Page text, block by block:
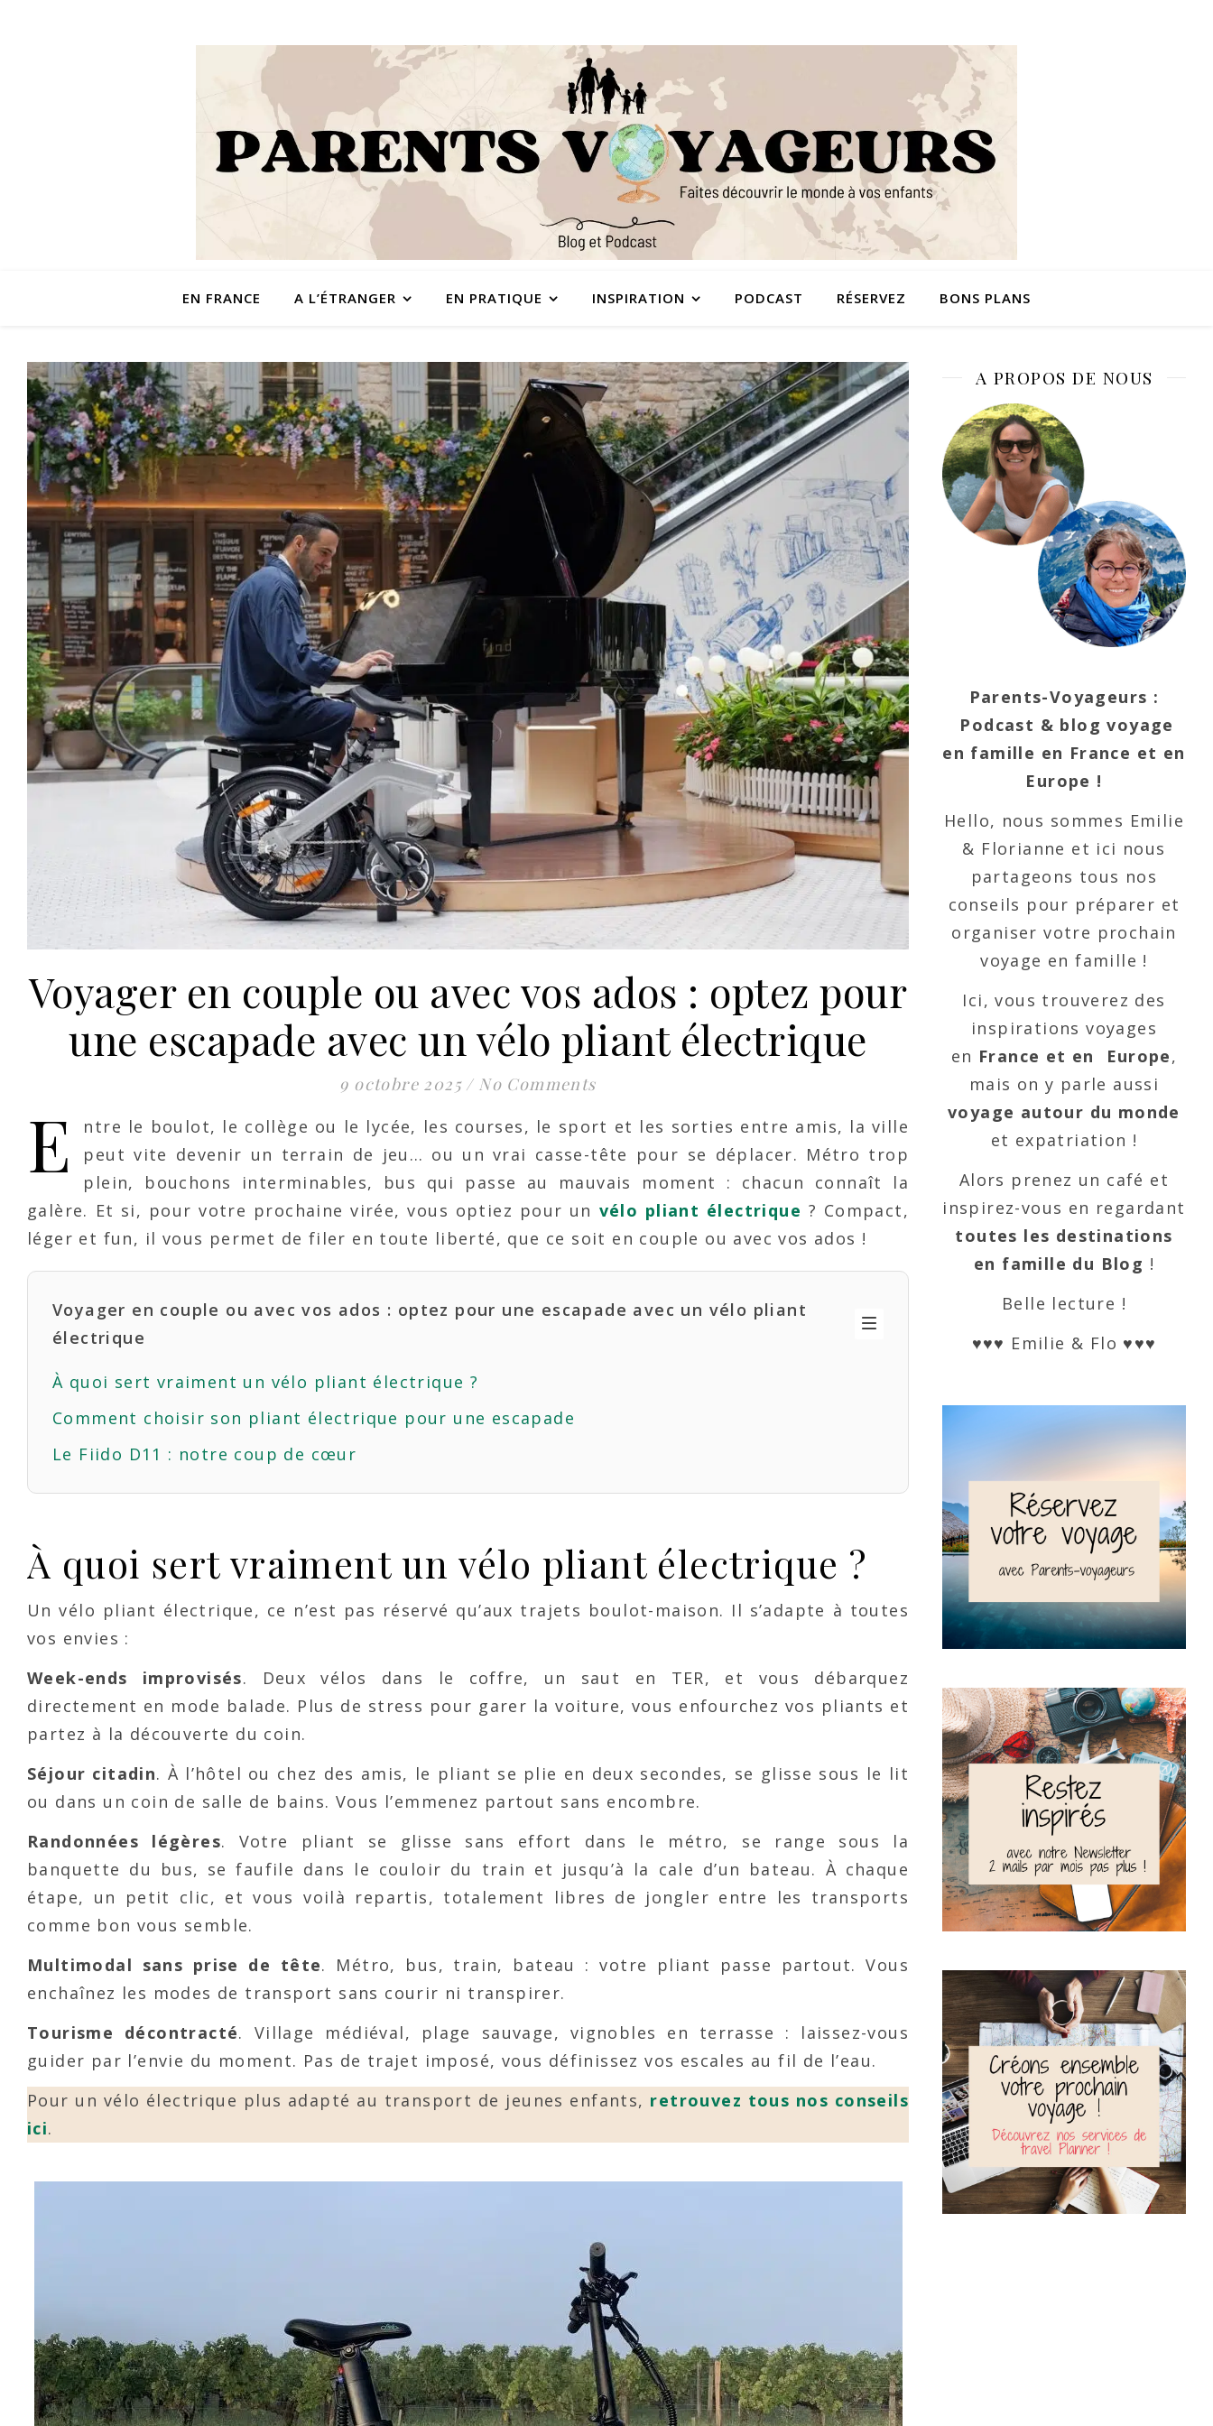
EN FRANCE A L’ÉTRANGER EN PRATIQUE INSPIRATION PODCAST RÉSERVEZ BONS PLANS
Voyager en couple ou avec vos ados : optez pour
une escapade avec un vélo pliant électrique
9 octobre 2025 / No Comments
E
ntre le boulot, le collège ou le lycée, les courses, le sport et les sorties entre amis, la ville
peut vite devenir un terrain de jeu… ou un vrai casse-tête pour se déplacer. Métro trop
plein, bouchons interminables, bus qui passe au mauvais moment : chacun connaît la
galère. Et si, pour votre prochaine virée, vous optiez pour un vélo pliant électrique ? Compact,
léger et fun, il vous permet de filer en toute liberté, que ce soit en couple ou avec vos ados !
Voyager en couple ou avec vos ados : optez pour une escapade avec un vélo pliant
électrique
À quoi sert vraiment un vélo pliant électrique ?
Comment choisir son pliant électrique pour une escapade
Le Fiido D11 : notre coup de cœur
À quoi sert vraiment un vélo pliant électrique ?
Un vélo pliant électrique, ce n’est pas réservé qu’aux trajets boulot-maison. Il s’adapte à toutes
vos envies :
Week-ends improvisés. Deux vélos dans le coffre, un saut en TER, et vous débarquez
directement en mode balade. Plus de stress pour garer la voiture, vous enfourchez vos pliants et
partez à la découverte du coin.
Séjour citadin. À l’hôtel ou chez des amis, le pliant se plie en deux secondes, se glisse sous le lit
ou dans un coin de salle de bains. Vous l’emmenez partout sans encombre.
Randonnées légères. Votre pliant se glisse sans effort dans le métro, se range sous la
banquette du bus, se faufile dans le couloir du train et jusqu’à la cale d’un bateau. À chaque
étape, un petit clic, et vous voilà repartis, totalement libres de jongler entre les transports
comme bon vous semble.
Multimodal sans prise de tête. Métro, bus, train, bateau : votre pliant passe partout. Vous
enchaînez les modes de transport sans courir ni transpirer.
Tourisme décontracté. Village médiéval, plage sauvage, vignobles en terrasse : laissez-vous
guider par l’envie du moment. Pas de trajet imposé, vous définissez vos escales au fil de l’eau.
Pour un vélo électrique plus adapté au transport de jeunes enfants, retrouvez tous nos conseils
ici.
A PROPOS DE NOUS
Parents-Voyageurs :
Podcast & blog voyage
en famille en France et en
Europe !
Hello, nous sommes Emilie
& Florianne et ici nous
partageons tous nos
conseils pour préparer et
organiser votre prochain
voyage en famille !
Ici, vous trouverez des
inspirations voyages
en France et en Europe,
mais on y parle aussi
voyage autour du monde
et expatriation !
Alors prenez un café et
inspirez-vous en regardant
toutes les destinations
en famille du Blog !
Belle lecture !
♥♥♥ Emilie & Flo ♥♥♥